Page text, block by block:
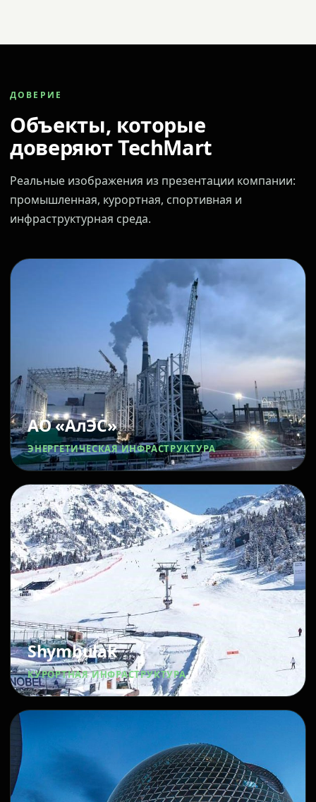
ДОВЕРИЕ
Объекты, которые
доверяют TechMart
Реальные изображения из презентации компании:
промышленная, курортная, спортивная и
инфраструктурная среда.
АО «АлЭС»
ЭНЕРГЕТИЧЕСКАЯ ИНФРАСТРУКТУРА
Shymbulak
КУРОРТНАЯ ИНФРАСТРУКТУРА